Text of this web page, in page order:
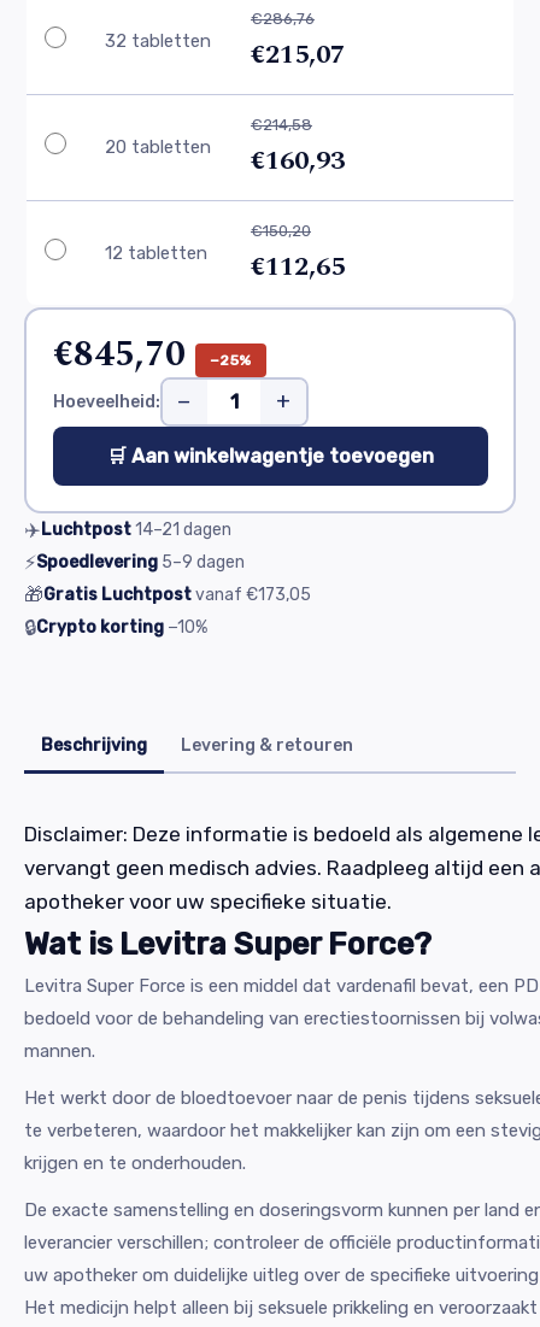
32 tabletten
€286,76
€215,07
20 tabletten
€214,58
€160,93
12 tabletten
€150,20
€112,65
€845,70 −25%
Hoeveelheid: − +
🛒 Aan winkelwagentje toevoegen
✈️Luchtpost14–21 dagen
⚡Spoedlevering 5–9 dagen
🎁Gratis Luchtpostvanaf €173,05
🔒Crypto korting −10%
Beschrijving Levering & retouren
Disclaimer: Deze informatie is bedoeld als algemene
vervangt geen medisch advies. Raadpleeg altijd een
apotheker voor uw specifieke situatie.
Wat is Levitra Super Force?
Levitra Super Force is een middel dat vardenafil bevat, een
bedoeld voor de behandeling van erectiestoornissen bij
mannen.
Het werkt door de bloedtoevoer naar de penis tijdens
te verbeteren, waardoor het makkelijker kan zijn om een
krijgen en te onderhouden.
De exacte samenstelling en doseringsvorm kunnen per land
leverancier verschillen; controleer de officiële
uw apotheker om duidelijke uitleg over de specifieke
Het medicijn helpt alleen bij seksuele prikkeling en